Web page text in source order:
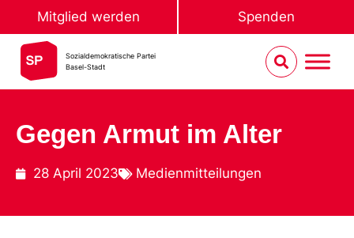
Mitglied werden Spenden
Sozialdemokratische Partei
Basel-Stadt
Gegen Armut im Alter
28 April 2023 Medienmitteilungen